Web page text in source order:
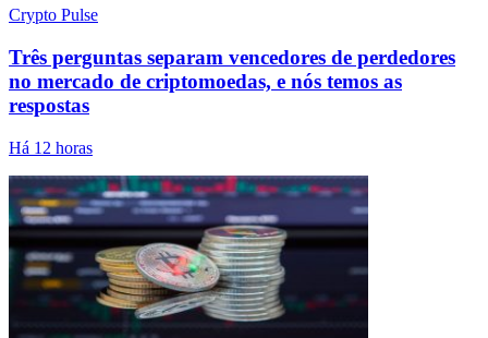
Crypto Pulse
Três perguntas separam vencedores de perdedores
no mercado de criptomoedas, e nós temos as
respostas
Há 12 horas